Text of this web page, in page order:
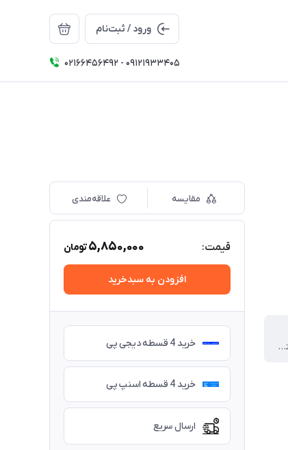
ورود / ثبت‌نام
02166456492 - 09121933405
20 * 13 * 56 سانتی متر
مقایسه علاقه‌مندی
قیمت: 5,850,000تومان
افزودن به سبدخرید
خرید 4 قسطه دیجی پی
خرید 4 قسطه اسنپ پی
ارسال سریع